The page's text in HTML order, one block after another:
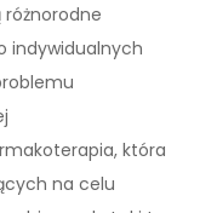
różnorodne
indywidualnych
która
na celu